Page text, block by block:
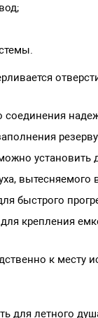
соединения
установить
вытесняемого
быстрого
крепления
к месту
для летного